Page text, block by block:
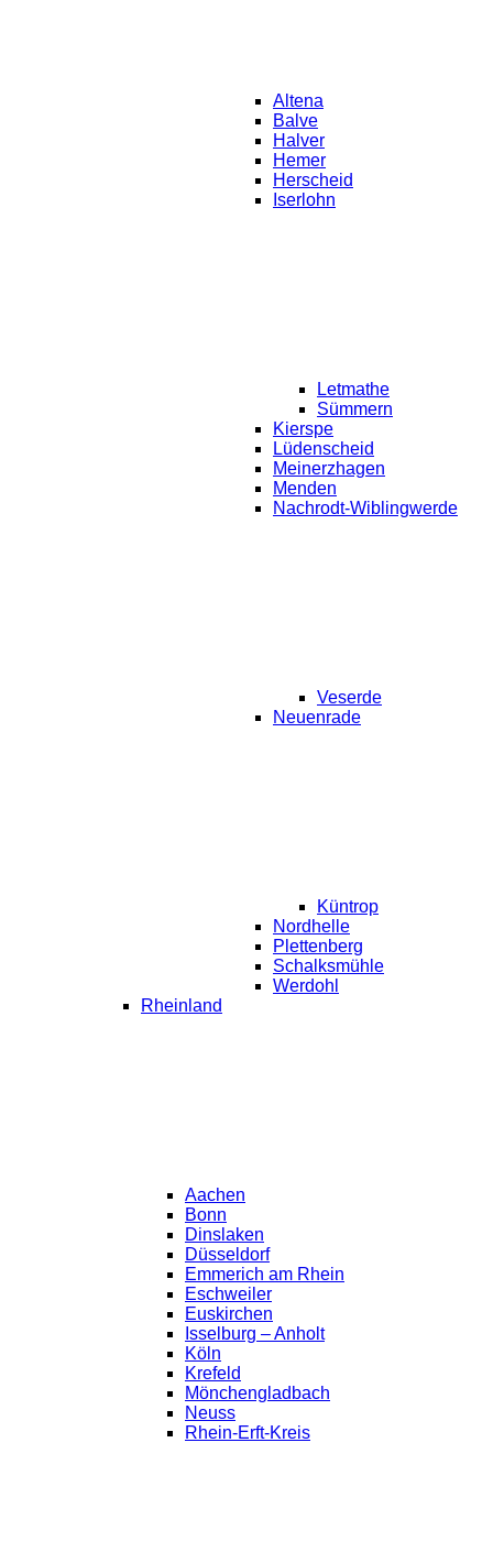
Altena
Balve
Halver
Hemer
Herscheid
Iserlohn
Letmathe
Sümmern
Kierspe
Lüdenscheid
Meinerzhagen
Menden
Nachrodt-Wiblingwerde
Veserde
Neuenrade
Küntrop
Nordhelle
Plettenberg
Schalksmühle
Werdohl
Rheinland
Aachen
Bonn
Dinslaken
Düsseldorf
Emmerich am Rhein
Eschweiler
Euskirchen
Isselburg – Anholt
Köln
Krefeld
Mönchengladbach
Neuss
Rhein-Erft-Kreis